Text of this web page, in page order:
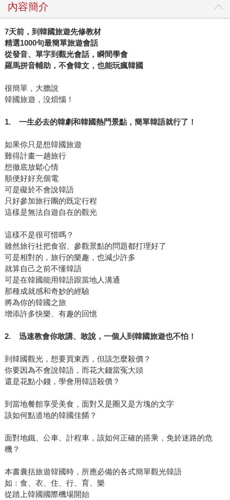
內容簡介
7天前，到韓國旅遊先修教材
精選1000句最簡單旅遊會話
從發音、單字到觀光會話，瞬間學會
羅馬拼音輔助，不會韓文，也能玩瘋韓國
很簡單，大膽說
韓國旅遊，沒煩惱！
1. 一生必去的韓劇和韓國熱門景點，簡單韓語就行了！
如果你只是想韓國旅遊
難得計畫一趟旅行
想徹底放鬆心情
順便好好充個電
可是礙於不會說韓語
只好參加旅行團的既定行程
這樣是無法自遊自在的觀光
這樣不是很可惜嗎？
雖然旅行社把食宿、參觀景點的問題都打理好了
可是相對的，旅行的樂趣，也減少許多
就算自己之前不懂韓語
可是在韓國能用韓語跟當地人溝通
那種成就感和奇妙的經驗
將為你的韓國之旅
增添許多快樂、有趣的回憶
2. 迅速教會你敢講、敢說，一個人到韓國旅遊也不怕！
到韓國觀光，想要買東西，但該怎麼殺價？
你要因為不會說韓語，而花大錢當冤大頭
還是花點小錢，學會用韓語殺價？
到當地餐館享受美食，面對又是圈又是方塊的文字
該如何點道地的韓國佳餚？
面對地鐵、公車、計程車，該如何正確的搭乘，免於迷路的危
機？
本書囊括旅遊韓國時，所應必備的各式簡單觀光韓語
如：食、衣、住、行、育、樂
從踏上韓國國際機場開始